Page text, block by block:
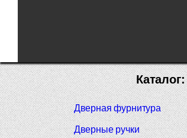
Каталог:
Дверная фурнитура
Дверные ручки